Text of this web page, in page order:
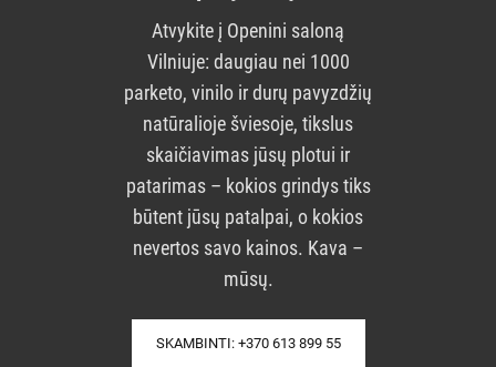
Atvykite į Openini saloną
Vilniuje: daugiau nei 1000
parketo, vinilo ir durų pavyzdžių
natūralioje šviesoje, tikslus
skaičiavimas jūsų plotui ir
patarimas – kokios grindys tiks
būtent jūsų patalpai, o kokios
nevertos savo kainos. Kava –
mūsų.
SKAMBINTI: +370 613 899 55